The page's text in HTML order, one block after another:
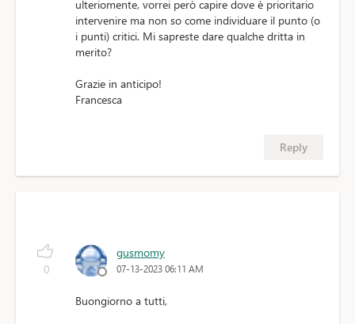
ulteriomente, vorrei però capire dove è prioritario
intervenire ma non so come individuare il punto (o
i punti) critici. Mi sapreste dare qualche dritta in
merito?
Grazie in anticipo!
Francesca
Reply
0
gusmomy
07-13-2023 06:11 AM
Buongiorno a tutti,